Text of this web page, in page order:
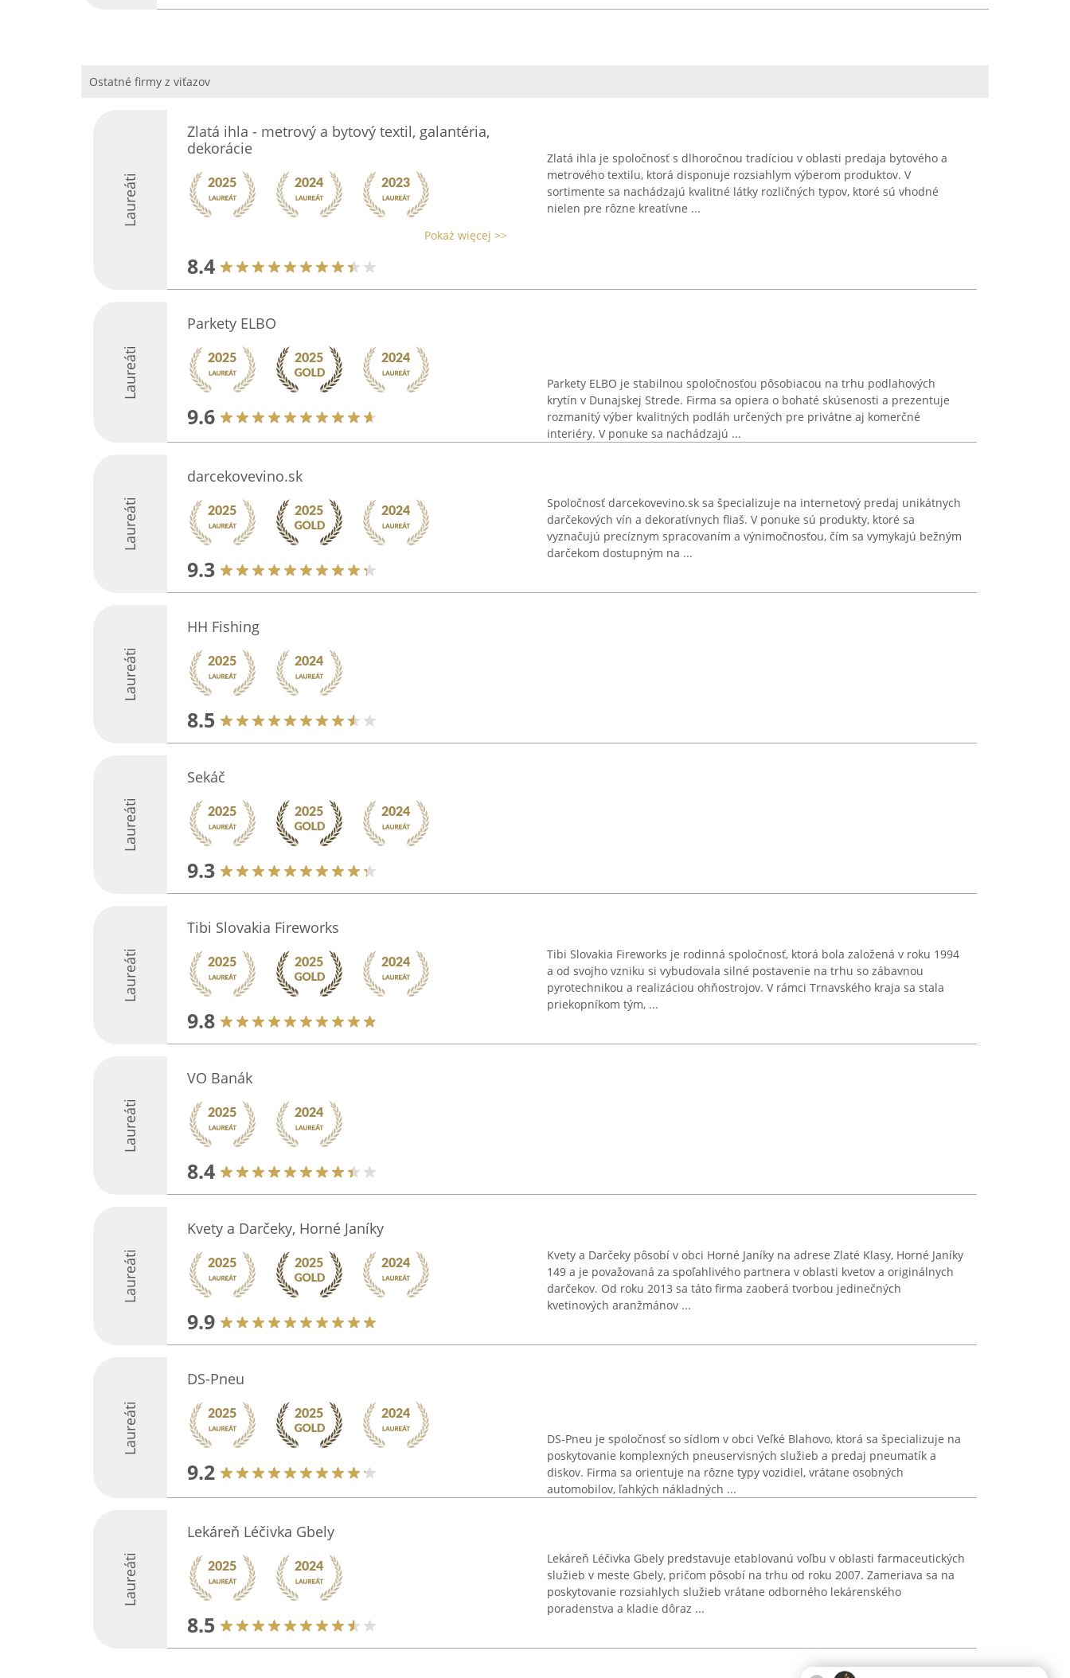
Ostatné firmy z viťazov
Laureáti
Zlatá ihla - metrový a bytový textil, galantéria,
dekorácie
Pokaż więcej >>
8.4
Zlatá ihla je spoločnosť s dlhoročnou tradíciou v oblasti predaja bytového a
metrového textilu, ktorá disponuje rozsiahlym výberom produktov. V
sortimente sa nachádzajú kvalitné látky rozličných typov, ktoré sú vhodné
nielen pre rôzne kreatívne ...
Laureáti
Parkety ELBO
9.6
Parkety ELBO je stabilnou spoločnosťou pôsobiacou na trhu podlahových
krytín v Dunajskej Strede. Firma sa opiera o bohaté skúsenosti a prezentuje
rozmanitý výber kvalitných podláh určených pre privátne aj komerčné
interiéry. V ponuke sa nachádzajú ...
Laureáti
darcekovevino.sk
9.3
Spoločnosť darcekovevino.sk sa špecializuje na internetový predaj unikátnych
darčekových vín a dekoratívnych fliaš. V ponuke sú produkty, ktoré sa
vyznačujú precíznym spracovaním a výnimočnosťou, čím sa vymykajú bežným
darčekom dostupným na ...
Laureáti
HH Fishing
8.5
Laureáti
Sekáč
9.3
Laureáti
Tibi Slovakia Fireworks
9.8
Tibi Slovakia Fireworks je rodinná spoločnosť, ktorá bola založená v roku 1994
a od svojho vzniku si vybudovala silné postavenie na trhu so zábavnou
pyrotechnikou a realizáciou ohňostrojov. V rámci Trnavského kraja sa stala
priekopníkom tým, ...
Laureáti
VO Banák
8.4
Laureáti
Kvety a Darčeky, Horné Janíky
9.9
Kvety a Darčeky pôsobí v obci Horné Janíky na adrese Zlaté Klasy, Horné Janíky
149 a je považovaná za spoľahlivého partnera v oblasti kvetov a originálnych
darčekov. Od roku 2013 sa táto firma zaoberá tvorbou jedinečných
kvetinových aranžmánov ...
Laureáti
DS-Pneu
9.2
DS-Pneu je spoločnosť so sídlom v obci Veľké Blahovo, ktorá sa špecializuje na
poskytovanie komplexných pneuservisných služieb a predaj pneumatík a
diskov. Firma sa orientuje na rôzne typy vozidiel, vrátane osobných
automobilov, ľahkých nákladných ...
Laureáti
Lekáreň Léčivka Gbely
8.5
Lekáreň Léčivka Gbely predstavuje etablovanú voľbu v oblasti farmaceutických
služieb v meste Gbely, pričom pôsobí na trhu od roku 2007. Zameriava sa na
poskytovanie rozsiahlych služieb vrátane odborného lekárenského
poradenstva a kladie dôraz ...